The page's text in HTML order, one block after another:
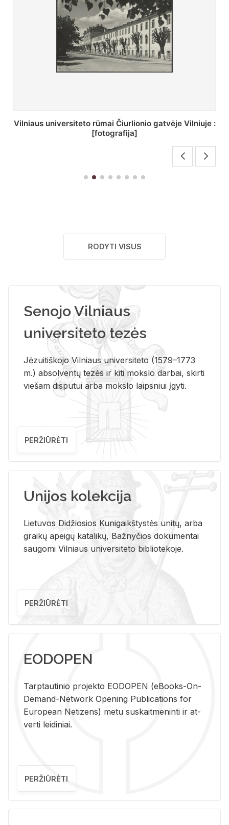
St. Batoro universiteto J. Pilsudskio kolegija :
[fotografija]
RODYTI VISUS
Senojo Vilniaus
universiteto tezės
Jėzuitiškojo Vilniaus universiteto (1579–1773
m.) absolventų tezės ir kiti mokslo darbai, skirti
viešam disputui arba mokslo laipsniui įgyti.
PERŽIŪRĖTI
Unijos kolekcija
Lietuvos Didžiosios Kunigaikštystės unitų, arba
graikų apeigų katalikų, Bažnyčios dokumentai
saugomi Vilniaus universiteto bibliotekoje.
PERŽIŪRĖTI
EODOPEN
Tarp­tau­ti­nio pro­jek­to EO­DO­PEN (eBo­oks-On-
De­mand-Ne­twork Ope­ning Pub­li­ca­tions for
Eu­ro­pe­an Ne­ti­zens) metu su­skait­me­nin­ti ir at­
ver­ti lei­di­niai.
PERŽIŪRĖTI